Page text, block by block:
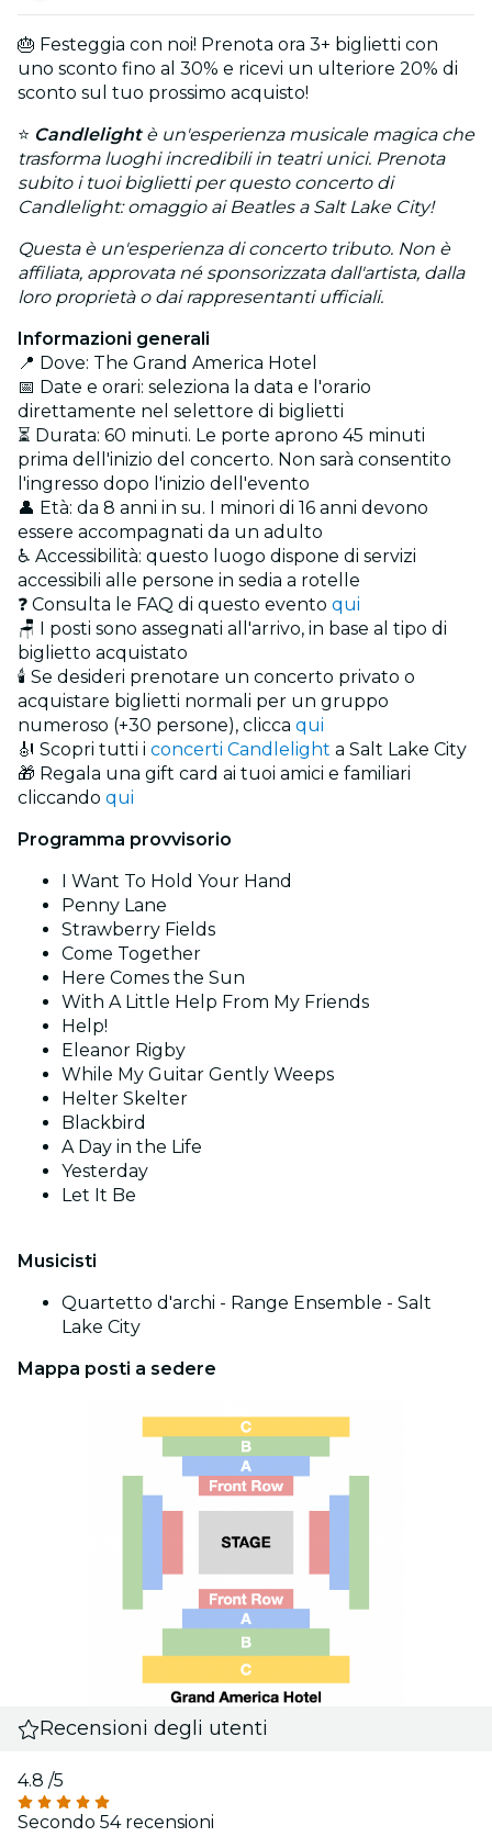
🎂 Festeggia con noi! Prenota ora 3+ biglietti con
uno sconto fino al 30% e ricevi un ulteriore 20% di
sconto sul tuo prossimo acquisto!
⭐ Candlelightè un'esperienza musicale magica che
trasforma luoghi incredibili in teatri unici. Prenota
subito i tuoi biglietti per questo concerto di
Candlelight: omaggio ai Beatles a Salt Lake City!
Questa è un'esperienza di concerto tributo. Non è
affiliata, approvata né sponsorizzata dall'artista, dalla
loro proprietà o dai rappresentanti ufficiali.
Informazioni generali
📍 Dove: The Grand America Hotel
📅 Date e orari: seleziona la data e l'orario
direttamente nel selettore di biglietti
⏳ Durata: 60 minuti. Le porte aprono 45 minuti
prima dell'inizio del concerto. Non sarà consentito
l'ingresso dopo l'inizio dell'evento
👤 Età: da 8 anni in su. I minori di 16 anni devono
essere accompagnati da un adulto
♿ Accessibilità: questo luogo dispone di servizi
accessibili alle persone in sedia a rotelle
❓ Consulta le FAQ di questo evento qui
🪑 I posti sono assegnati all'arrivo, in base al tipo di
biglietto acquistato
🕯️ Se desideri prenotare un concerto privato o
acquistare biglietti normali per un gruppo
numeroso (+30 persone), clicca qui
🎻 Scopri tutti i concerti Candlelight a Salt Lake City
🎁 Regala una gift card ai tuoi amici e familiari
cliccando qui
Programma provvisorio
I Want To Hold Your Hand
Penny Lane
Strawberry Fields
Come Together
Here Comes the Sun
With A Little Help From My Friends
Help!
Eleanor Rigby
While My Guitar Gently Weeps
Helter Skelter
Blackbird
A Day in the Life
Yesterday
Let It Be
Musicisti
Quartetto d'archi - Range Ensemble - Salt
Lake City
Mappa posti a sedere
Recensioni degli utenti
4.8 /5
Secondo 54 recensioni